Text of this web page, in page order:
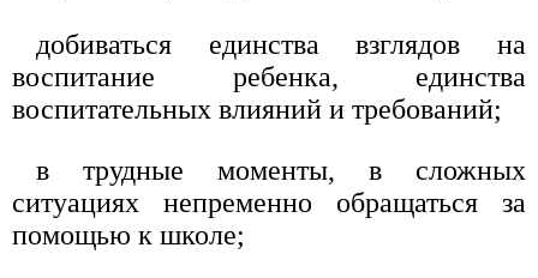
добиваться единства взглядов на
воспитание ребенка, единства
воспитательных влияний и требований;
в трудные моменты, в сложных
ситуациях непременно обращаться за
помощью к школе;